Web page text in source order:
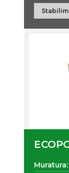
Muratura: